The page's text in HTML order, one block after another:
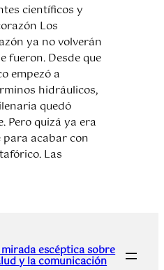
científicos y
Los
ya no volverán
fueron. Desde que
empezó a
hidráulicos,
quedó
Pero quizá ya era
acabar con
Las
escéptica sobre
y la comunicación